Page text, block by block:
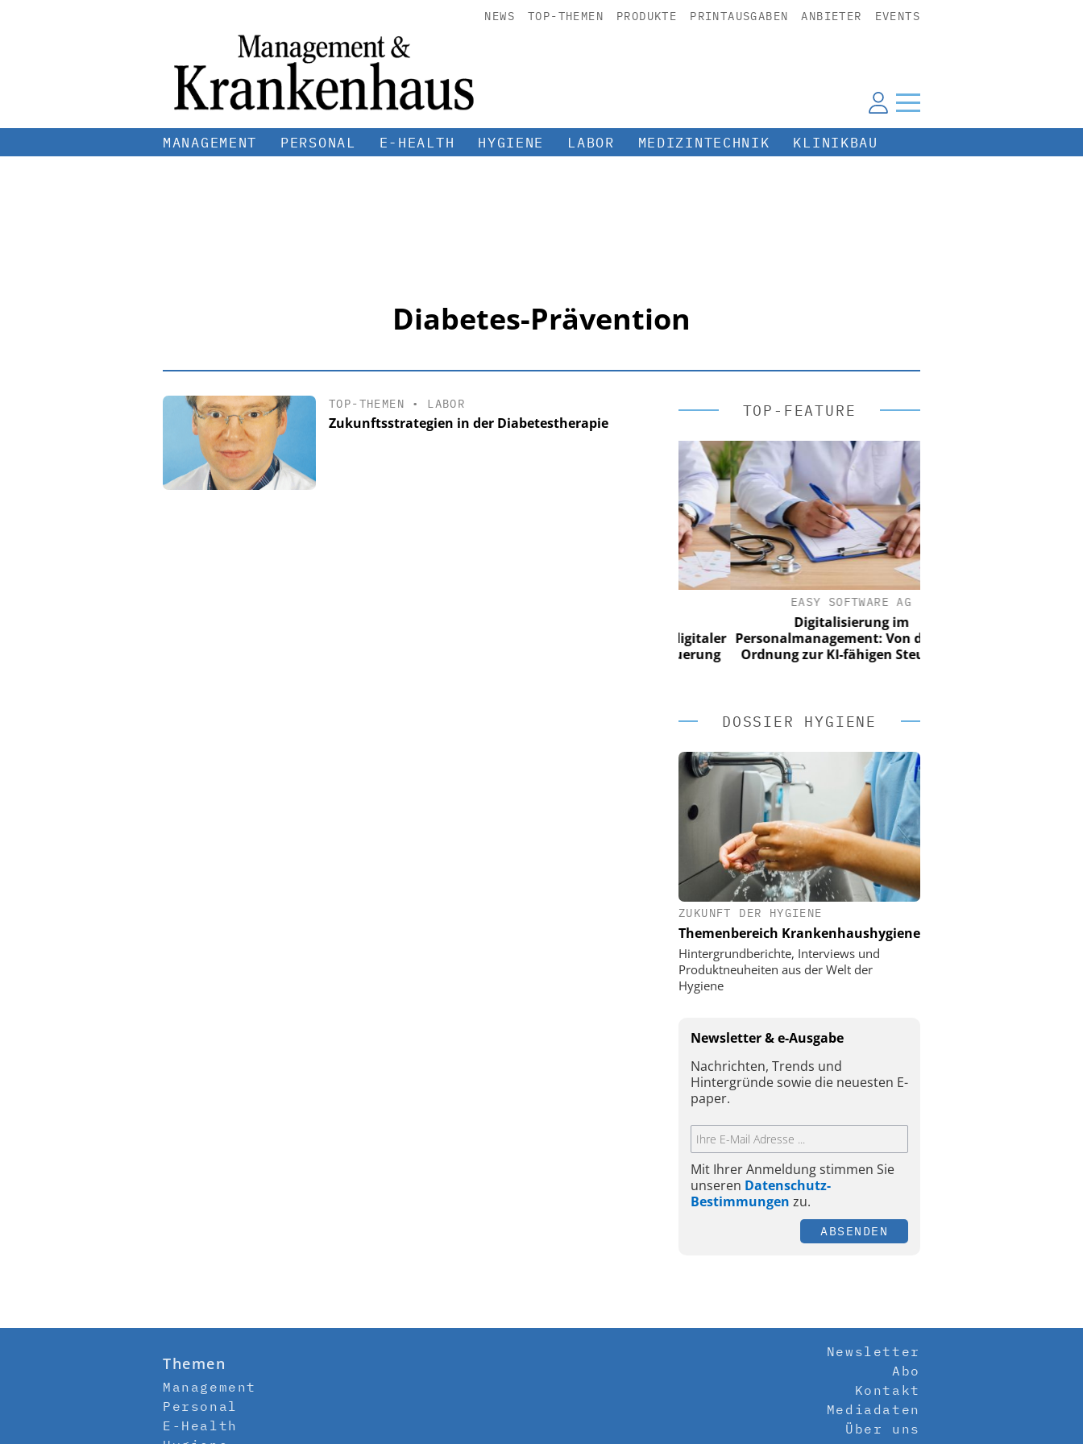
NEWS TOP-THEMEN PRODUKTE PRINTAUSGABEN ANBIETER EVENTS
MANAGEMENT PERSONAL E-HEALTH HYGIENE LABOR MEDIZINTECHNIK KLINIKBAU
Diabetes-Prävention
TOP-THEMEN • LABOR
Zukunftsstrategien in der Diabetestherapie
TOP-FEATURE
Personalmanagement: Von digitaler
Ordnung zur KI-fähigen Steuerung
EASY SOFTWARE AG
Digitalisierung im
Personalmanagement: Von digitaler
Ordnung zur KI-fähigen Steuerung
DOSSIER HYGIENE
ZUKUNFT DER HYGIENE
Themenbereich Krankenhaushygiene
Hintergrundberichte, Interviews und
Produktneuheiten aus der Welt der
Hygiene
Newsletter & e-Ausgabe
Nachrichten, Trends und
Hintergründe sowie die neuesten E-
paper.
Mit Ihrer Anmeldung stimmen Sie
unseren Datenschutz-
Bestimmungen zu.
ABSENDEN
Themen
Management
Personal
E-Health
Newsletter
Abo
Kontakt
Mediadaten
Über uns